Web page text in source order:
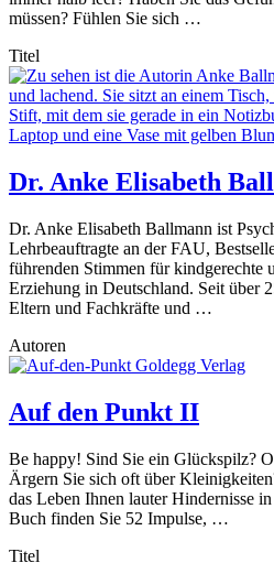
müssen? Fühlen Sie sich …
Titel
Dr. Anke Elisabeth
Dr. Anke Elisabeth Ballmann ist
Lehrbeauftragte an der FAU,
führenden Stimmen für kindgerechte
Erziehung in Deutschland. Seit über
Eltern und Fachkräfte und …
Autoren
Auf den Punkt II
Be happy! Sind Sie ein Glückspilz?
Ärgern Sie sich oft über
das Leben Ihnen lauter Hindernisse
Buch finden Sie 52 Impulse, …
Titel